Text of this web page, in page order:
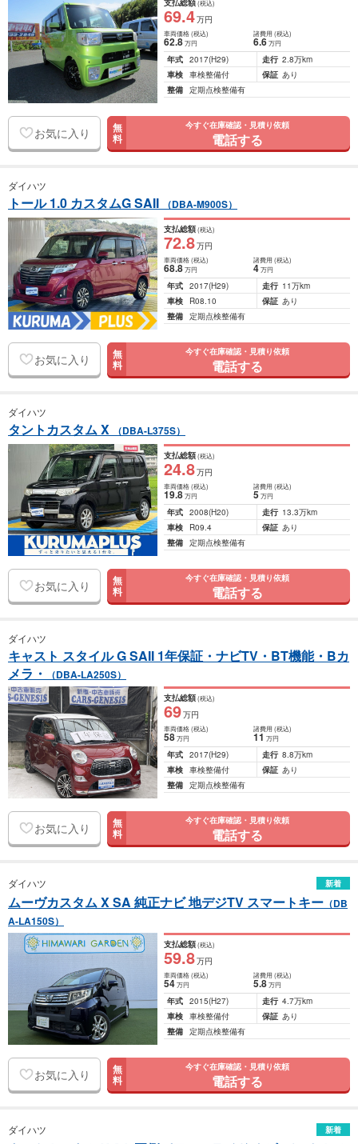
支払総額(税込)
69.4万円
車両価格(税込)
62.8万円
諸費用 (税込)
6.6 万円
年式 2017(H29) 走行 2.8万km
車検 車検整備付 保証 あり
整備 定期点検整備有
お気に入り 無
料
今すぐ在庫確認・見積り依頼
電話する
ダイハツ
トール 1.0 カスタムG SAII （DBA-M900S）
支払総額(税込)
72.8万円
車両価格(税込)
68.8万円
諸費用 (税込)
4 万円
年式 2017(H29) 走行 11万km
車検
R08.10 保証 あり
整備 定期点検整備有
お気に入り 無
料
今すぐ在庫確認・見積り依頼
電話する
ダイハツ
タントカスタム X （DBA-L375S）
支払総額(税込)
24.8万円
車両価格(税込)
19.8万円
諸費用 (税込)
5 万円
年式 2008(H20) 走行 13.3万km
車検
R09.4 保証 あり
整備 定期点検整備有
お気に入り 無
料
今すぐ在庫確認・見積り依頼
電話する
ダイハツ
キャスト スタイル G SAII 1年保証・ナビTV・BT機能・Bカ
メラ・
（DBA-LA250S）
支払総額(税込)
69万円
車両価格(税込)
58万円
諸費用 (税込)
11 万円
年式 2017(H29) 走行 8.8万km
車検 車検整備付 保証 あり
整備 定期点検整備有
お気に入り 無
料
今すぐ在庫確認・見積り依頼
電話する
ダイハツ 新着
ムーヴカスタム X SA 純正ナビ 地デジTV スマートキー （DB
A-LA150S）
支払総額(税込)
59.8万円
車両価格(税込)
54万円
諸費用 (税込)
5.8 万円
年式 2015(H27) 走行 4.7万km
車検 車検整備付 保証 あり
整備 定期点検整備有
お気に入り 無
料
今すぐ在庫確認・見積り依頼
電話する
ダイハツ 新着